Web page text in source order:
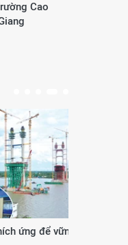
Cao
ứng để vững